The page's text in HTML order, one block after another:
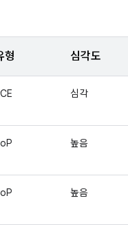
형 심각도
심각
높음
높음